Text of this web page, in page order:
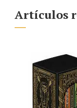
Artículos